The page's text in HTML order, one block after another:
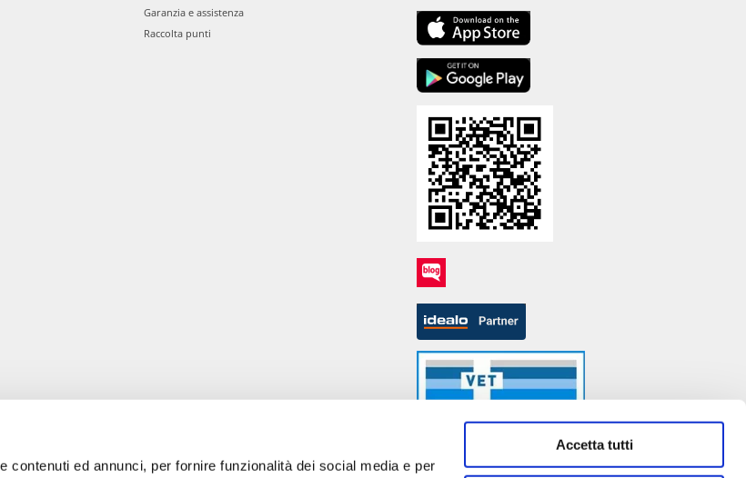
contenuti ed annunci, per fornire funzionalità dei social media e per
Accetta tutti
Garanzia e assistenza
Raccolta punti